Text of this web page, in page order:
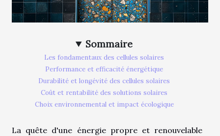
Sommaire
Les fondamentaux des cellules solaires
Performance et efficacité énergétique
Durabilité et longévité des cellules solaires
Coût et rentabilité des solutions solaires
Choix environnemental et impact écologique
La quête d'une énergie propre et renouvelable